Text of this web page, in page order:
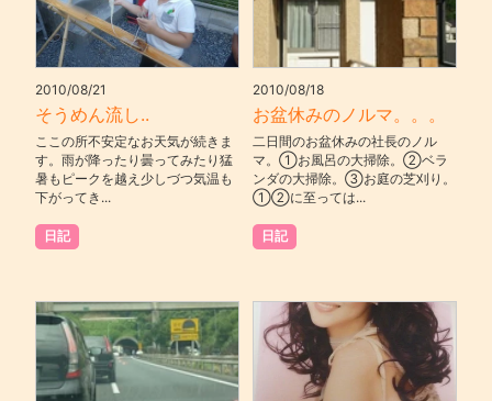
2010/08/21
そうめん流し..
ここの所不安定なお天気が続きま
す。雨が降ったり曇ってみたり猛
暑もピークを越え少しづつ気温も
下がってき...
日記
2010/08/18
お盆休みのノルマ。。。
二日間のお盆休みの社長のノル
マ。①お風呂の大掃除。②ベラ
ンダの大掃除。③お庭の芝刈り。
①②に至っては...
日記